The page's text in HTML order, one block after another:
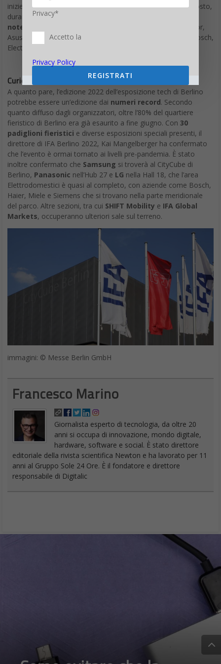
Asus, Samsung, HMD, Toshiba, Epson, Panasonic, Jabra, Bosch,
Electrolux, e TCL.
Curiosità sull’edizione 2022
A quanto pare, l’edizione 2022 dell’esposizione tech di Berlino
potrebbe essere un’edizione dainumeri record
quanto diffuso dagli organizzatori, oltre l’80% del quartiere
fieristico di Berlino era già esaurito a fine giugno. Con 30
padiglioni fieristicie diverse esposizioni speciali presenti, il
direttore di IFA Berlino 2022, Kai Mangelberger ha confermato
che l’evento è ormai tornato ai livelli pre-pandemia. È stato
inoltre confermato cheSamsungsi troverà al CityCube di
Berlino,Panasonicnell’Hub 27 eLGnella Hall 18, che l’area
Elettrodomestici è quasi al completo, con aziende come Bosch,
Haier, Miele e Siemens che si trovano nella parte meridionale
del parco. Altre sezioni, tra cuiSHIFT Mobility eIFA Global
Markets, occuperanno ulteriori sale sul terreno.
immagini: © Messe Berlin GmbH
Francesco Marino
Giornalista esperto di tecnologia, da oltre 20
hardware, software e social. È stato direttore
editoriale della rivista scientifica Newton e ha lavorato per 11
anni al Gruppo Sole 24 Ore. È il fondatore e direttore
responsabile di Digitalic
Come evitare che la
batteria dello
Accetto la
Privacy Policy